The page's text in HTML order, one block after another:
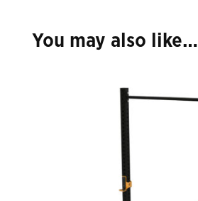
You may also like…